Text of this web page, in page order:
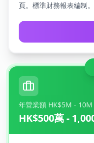
頁。標準財務報表編制。
年營業額 HK$5M - 10M
HK$500萬 -